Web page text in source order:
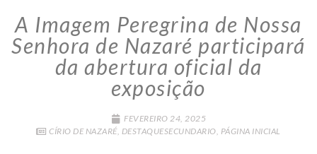
A Imagem Peregrina de Nossa
Senhora de Nazaré participará
da abertura oficial da
exposição
FEVEREIRO 24, 2025
CÍRIO DE NAZARÉ, DESTAQUESECUNDARIO, PÁGINA INICIAL